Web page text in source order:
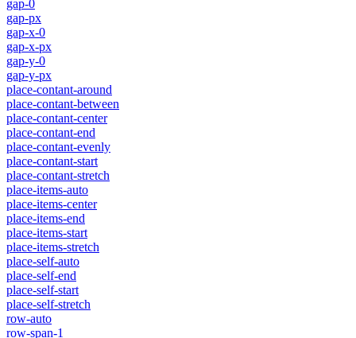
gap-0
gap-px
gap-x-0
gap-x-px
gap-y-0
gap-y-px
place-contant-around
place-contant-between
place-contant-center
place-contant-end
place-contant-evenly
place-contant-start
place-contant-stretch
place-items-auto
place-items-center
place-items-end
place-items-start
place-items-stretch
place-self-auto
place-self-end
place-self-start
place-self-stretch
row-auto
row-span-1